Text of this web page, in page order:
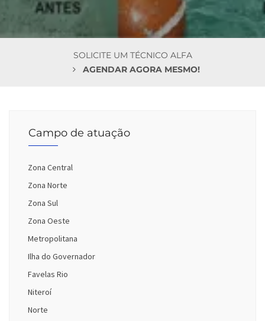
SOLICITE UM TÉCNICO ALFA
AGENDAR AGORA MESMO!
Campo de atuação
Zona Central
Zona Norte
Zona Sul
Zona Oeste
Metropolitana
Ilha do Governador
Favelas Rio
Niteroí
Norte